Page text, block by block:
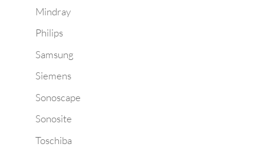
Mindray
Philips
Samsung
Siemens
Sonoscape
Sonosite
Toschiba